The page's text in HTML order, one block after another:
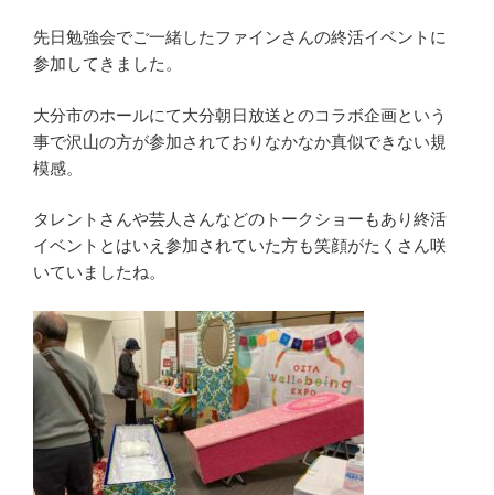
先日勉強会でご一緒したファインさんの終活イベントに
参加してきました。
大分市のホールにて大分朝日放送とのコラボ企画という
事で沢山の方が参加されておりなかなか真似できない規
模感。
タレントさんや芸人さんなどのトークショーもあり終活
イベントとはいえ参加されていた方も笑顔がたくさん咲
いていましたね。